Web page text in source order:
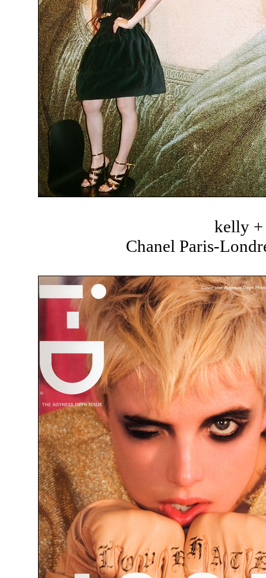
kelly +
Chanel Paris-